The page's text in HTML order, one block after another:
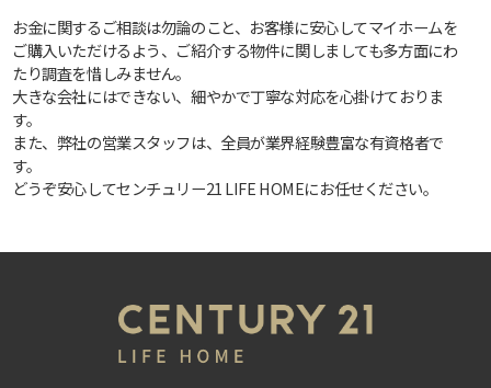
お金に関するご相談は勿論のこと、お客様に安心してマイホームを
ご購入いただけるよう、ご紹介する物件に関しましても多方面にわ
たり調査を惜しみません。
大きな会社にはできない、細やかで丁寧な対応を心掛けておりま
す。
また、弊社の営業スタッフは、全員が業界経験豊富な有資格者で
す。
どうぞ安心してセンチュリー21 LIFE HOMEにお任せください。